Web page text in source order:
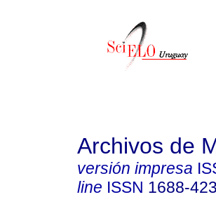
Archivos de
versión impresa
line ISSN 1688-